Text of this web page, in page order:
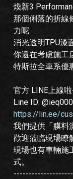
煥新3
那個俐落的折線
力呢
消光透明TPU漆
你還在考慮施工
特斯拉全車系優
官方 LINE上線
Line ID:
https://lin.ee/
我們提供「膜料
歡迎蒞臨現場瞭
現場也有車輛施
式。